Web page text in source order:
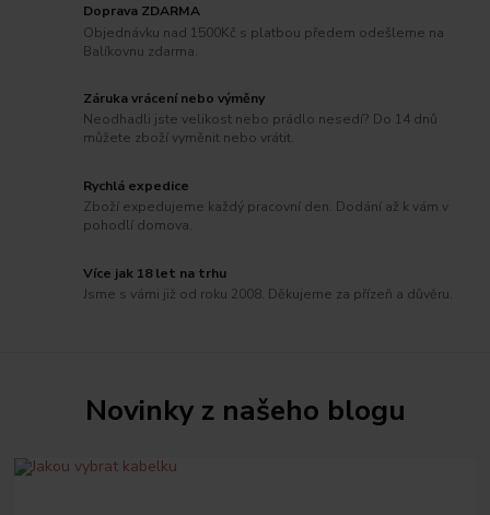
Doprava ZDARMA
Objednávku nad 1500Kč s platbou předem odešleme na
Balíkovnu zdarma.
Záruka vrácení nebo výměny
Neodhadli jste velikost nebo prádlo nesedí? Do 14 dnů
můžete zboží vyměnit nebo vrátit.
Rychlá expedice
Zboží expedujeme každý pracovní den. Dodání až k vám v
pohodlí domova.
Více jak 18 let na trhu
Jsme s vámi již od roku 2008. Děkujeme za přízeň a důvěru.
Novinky z našeho blogu